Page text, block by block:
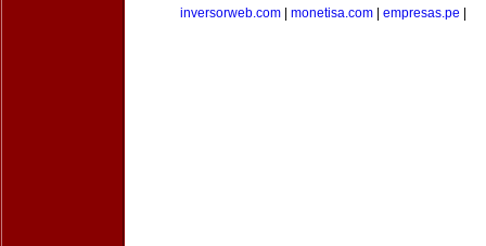
inversorweb.com
monetisa.com empresas.pe